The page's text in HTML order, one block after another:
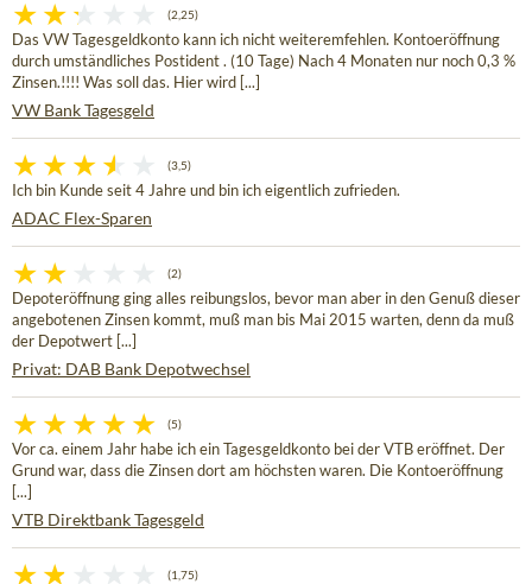
(2,25)
Das VW Tagesgeldkonto kann ich nicht weiteremfehlen. Kontoeröffnung
durch umständliches Postident . (10 Tage) Nach 4 Monaten nur noch 0,3 %
Zinsen.!!!! Was soll das. Hier wird [...]
VW Bank Tagesgeld
(3,5)
Ich bin Kunde seit 4 Jahre und bin ich eigentlich zufrieden.
ADAC Flex-Sparen
(2)
Depoteröffnung ging alles reibungslos, bevor man aber in den Genuß dieser
angebotenen Zinsen kommt, muß man bis Mai 2015 warten, denn da muß
der Depotwert [...]
Privat: DAB Bank Depotwechsel
(5)
Vor ca. einem Jahr habe ich ein Tagesgeldkonto bei der VTB eröffnet. Der
Grund war, dass die Zinsen dort am höchsten waren. Die Kontoeröffnung
[...]
VTB Direktbank Tagesgeld
(1,75)